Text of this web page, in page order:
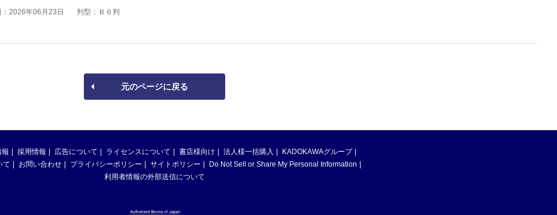
：2026年06月23日 判型：Ｂ６判
元のページに戻る
報 採用情報 広告について ライセンスについて 書店様向け 法人様一括購入
KADOKAWAグループ
て
お問い合わせ プライバシーポリシー サイトポリシー
Do Not Sell or Share My Personal Information
利用者情報の外部送信について